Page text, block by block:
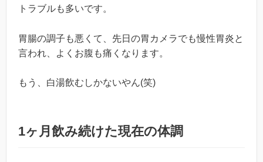
トラブルも多いです。
胃腸の調子も悪くて、先日の胃カメラでも慢性胃炎と
言われ、よくお腹も痛くなります。
もう、白湯飲むしかないやん(笑)
1ヶ月飲み続けた現在の体調